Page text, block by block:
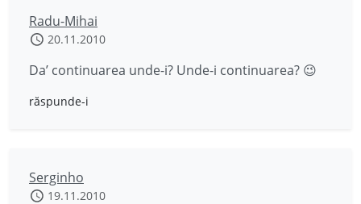
Radu-Mihai
20.11.2010
Da’ continuarea unde-i? Unde-i continuarea? 😉
răspunde-i
Serginho
19.11.2010